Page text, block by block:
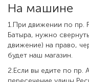
На машине
1.При движении по пр.
Батыра, нужно
движение) на право,
будет наш магазин.
2.Если вы едите по пр.